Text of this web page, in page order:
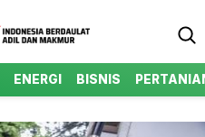
ENERGI BISNIS